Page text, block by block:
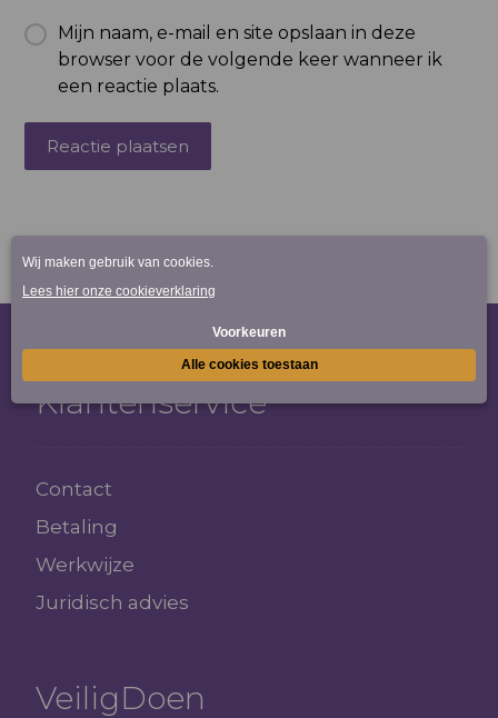
Mijn naam, e-mail en site opslaan in deze
browser voor de volgende keer wanneer ik
een reactie plaats.
Reactie plaatsen
Klantenservice
Contact
Betaling
Werkwijze
Juridisch advies
VeiligDoen